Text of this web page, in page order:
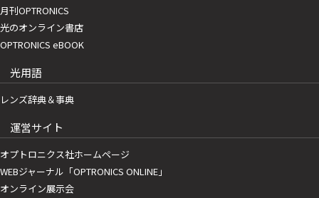
月刊OPTRONICS
光のオンライン書店
OPTRONICS eBOOK
光用語
レンズ辞典＆事典
運営サイト
オプトロニクス社ホームページ
WEBジャーナル「OPTRONICS ONLINE」
オンライン展示会